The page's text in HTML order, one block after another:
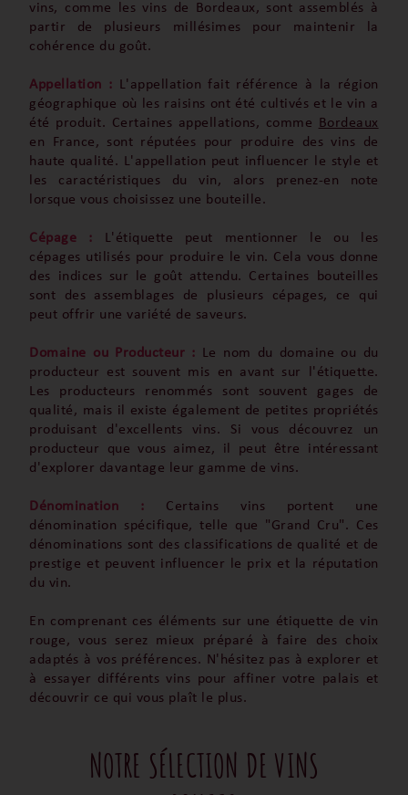
vins, comme les vins de Bordeaux, sont assemblés à
partir de plusieurs millésimes pour maintenir la
cohérence du goût.
Appellation : L'appellation fait référence à la région
géographique où les raisins ont été cultivés et le vin a
été produit. Certaines appellations, comme
Bordeaux
en France, sont réputées pour produire des vins de
haute qualité. L'appellation peut influencer le style et
les caractéristiques du vin, alors prenez-en note
lorsque vous choisissez une bouteille.
Cépage : L'étiquette peut mentionner le ou les
cépages utilisés pour produire le vin. Cela vous donne
des indices sur le goût attendu. Certaines bouteilles
sont des assemblages de plusieurs cépages, ce qui
peut offrir une variété de saveurs.
Domaine ou Producteur : Le nom du domaine ou du
producteur est souvent mis en avant sur l'étiquette.
Les producteurs renommés sont souvent gages de
qualité, mais il existe également de petites propriétés
produisant d'excellents vins. Si vous découvrez un
producteur que vous aimez, il peut être intéressant
d'explorer davantage leur gamme de vins.
Dénomination : Certains vins portent une
dénomination spécifique, telle que "Grand Cru". Ces
dénominations sont des classifications de qualité et de
prestige et peuvent influencer le prix et la réputation
du vin.
En comprenant ces éléments sur une étiquette de vin
rouge, vous serez mieux préparé à faire des choix
adaptés à vos préférences. N'hésitez pas à explorer et
à essayer différents vins pour affiner votre palais et
découvrir ce qui vous plaît le plus.
NOTRE SÉLECTION DE VINS